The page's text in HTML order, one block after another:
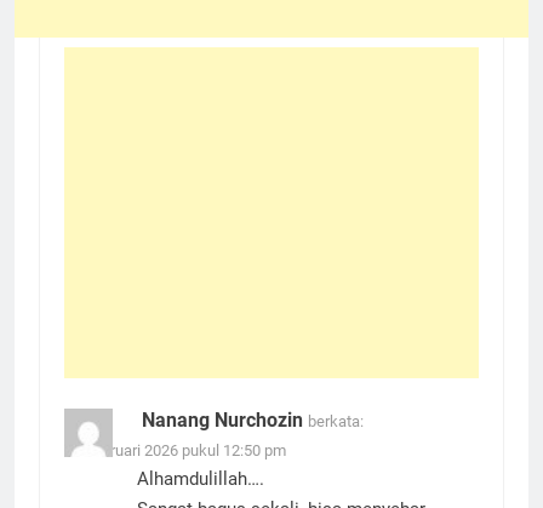
Nanang Nurchozin berkata:
18 Februari 2026 pukul 12:50 pm
Alhamdulillah….